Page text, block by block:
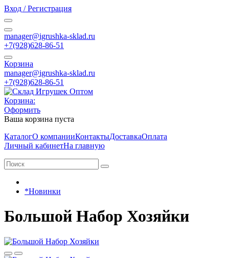
Вход / Регистрация
manager@igrushka-sklad.ru
+7(928)628-86-51
Корзина
manager@igrushka-sklad.ru
+7(928)628-86-51
Корзина:
Оформить
Ваша корзина пуста
КаталогО компанииКонтактыДоставкаОплата
Личный кабинетНа главную
*Новинки
Большой Набор Хозяйки